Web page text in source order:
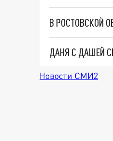
ДАНЯ С ДАШЕЙ
Новости СМИ2